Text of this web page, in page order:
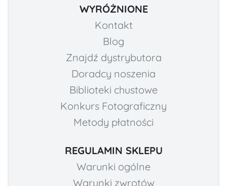
WYRÓŻNIONE
Kontakt
Blog
Znajdź dystrybutora
Doradcy noszenia
Biblioteki chustowe
Konkurs Fotograficzny
Metody płatności
REGULAMIN SKLEPU
Warunki ogólne
Warunki zwrotów